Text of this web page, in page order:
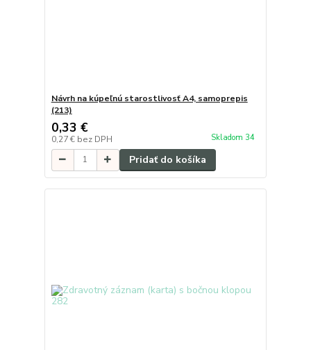
Návrh na kúpeľnú starostlivosť A4, samoprepis
(213)
0,33 €
0,27 € bez DPH Skladom 34
Pridať do košíka